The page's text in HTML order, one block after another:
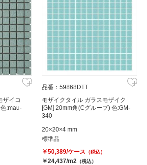
ザイコ
:mau-
品番：59868DTT
モザイクタイル ガラスモザイク
[GM] 20mm角(Cグループ) 色:GM-
340
20×20×4 mm
標準品
￥50,389/ケース （税込）
￥24,437/m2 （税込）